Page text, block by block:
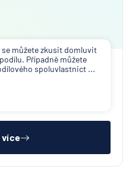
můžete zkusit domluvit
Případně můžete
spoluvlastnict ...
více